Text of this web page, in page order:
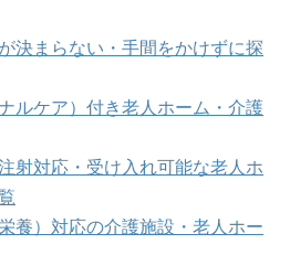
決まらない・手間をかけずに探
ルケア）付き老人ホーム・介護
射対応・受け入れ可能な老人ホ
養）対応の介護施設・老人ホー